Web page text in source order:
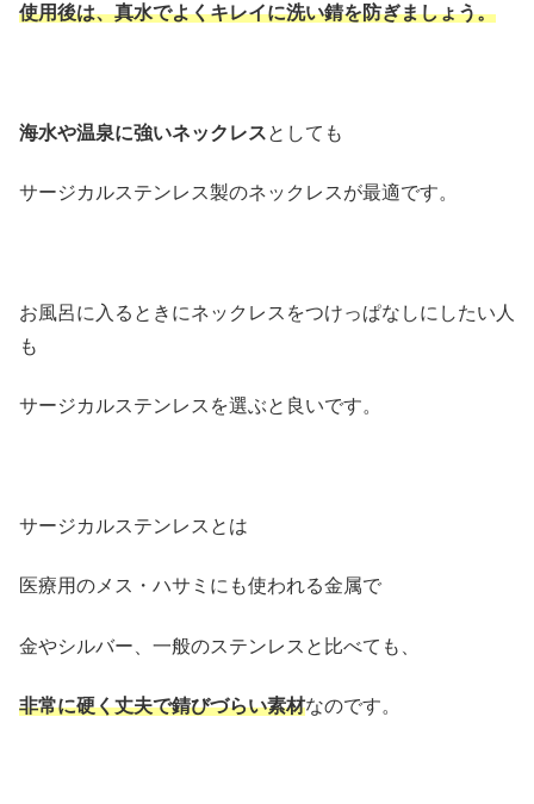
使用後は、真水でよくキレイに洗い錆を防ぎましょう。
海水や温泉に強いネックレスとしても
サージカルステンレス製のネックレスが最適です。
お風呂に入るときにネックレスをつけっぱなしにしたい人
も
サージカルステンレスを選ぶと良いです。
サージカルステンレスとは
医療用のメス・ハサミにも使われる金属で
金やシルバー、一般のステンレスと比べても、
非常に硬く丈夫で錆びづらい素材なのです。